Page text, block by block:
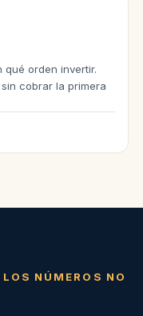
qué orden invertir.
cobrar la primera
NÚMEROS NO